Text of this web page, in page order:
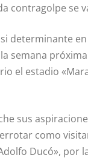
contragolpe se
determinante
semana
el estadio
sus
como
Ducó», por